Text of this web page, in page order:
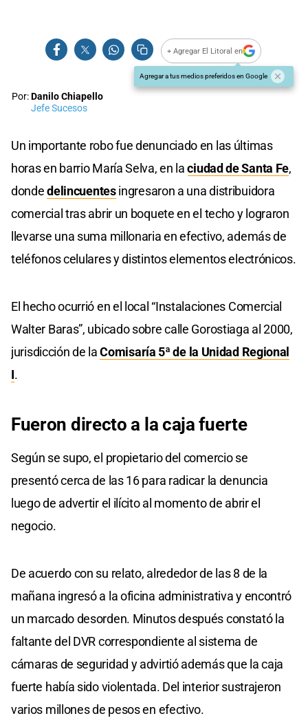
+ Agregar El Litoral en
Agregar a tus medios preferidos en Google
Por:Danilo Chiapello
Jefe Sucesos
Un importante robo fue denunciado en las últimas
horas en barrio María Selva, en laciudad de Santa Fe,
dondedelincuentesingresaron a una distribuidora
comercial tras abrir un boquete en el techo y lograron
llevarse una suma millonaria en efectivo, además de
teléfonos celulares y distintos elementos electrónicos.
El hecho ocurrió en el local “Instalaciones Comercial
Walter Baras”, ubicado sobre calle Gorostiaga al 2000,
jurisdicción de laComisaría 5ª de la Unidad Regional
I.
Fueron directo a la caja fuerte
Según se supo, el propietario del comercio se
presentó cerca de las 16 para radicar la denuncia
luego de advertir el ilícito al momento de abrir el
negocio.
De acuerdo con su relato, alrededor de las 8 de la
mañana ingresó a la oficina administrativa y encontró
un marcado desorden. Minutos después constató la
faltante del DVR correspondiente al sistema de
cámaras de seguridad y advirtió además que la caja
fuerte había sido violentada. Del interior sustrajeron
varios millones de pesos en efectivo.